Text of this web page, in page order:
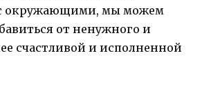
окружающими, мы можем
от ненужного и
счастливой и исполненной